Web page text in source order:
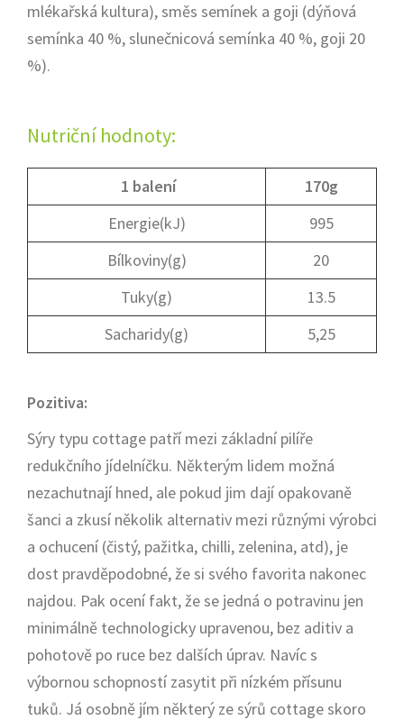
mlékařská kultura), směs semínek a goji (dýňová
semínka 40 %, slunečnicová semínka 40 %, goji 20
%).
Nutriční hodnoty:
1 balení
170g
Energie(kJ)
995
Bílkoviny(g)
20
Tuky(g)
13.5
Sacharidy(g)
5,25
Pozitiva:
Sýry typu cottage patří mezi základní pilíře
redukčního jídelníčku. Některým lidem možná
nezachutnají hned, ale pokud jim dají opakovaně
šanci a zkusí několik alternativ mezi různými výrobci
a ochucení (čistý, pažitka, chilli, zelenina, atd), je
dost pravděpodobné, že si svého favorita nakonec
najdou. Pak ocení fakt, že se jedná o potravinu jen
minimálně technologicky upravenou, bez aditiv a
pohotově po ruce bez dalších úprav. Navíc s
výbornou schopností zasytit při nízkém přísunu
tuků. Já osobně jím některý ze sýrů cottage skoro